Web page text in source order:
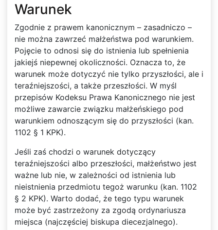
Warunek
Zgodnie z prawem kanonicznym – zasadniczo –
nie można zawrzeć małżeństwa pod warunkiem.
Pojęcie to odnosi się do istnienia lub spełnienia
jakiejś niepewnej okoliczności. Oznacza to, że
warunek może dotyczyć nie tylko przyszłości, ale i
teraźniejszości, a także przeszłości. W myśl
przepisów Kodeksu Prawa Kanonicznego nie jest
możliwe zawarcie związku małżeńskiego pod
warunkiem odnoszącym się do przyszłości (kan.
1102 § 1 KPK).
Jeśli zaś chodzi o warunek dotyczący
teraźniejszości albo przeszłości, małżeństwo jest
ważne lub nie, w zależności od istnienia lub
nieistnienia przedmiotu tegoż warunku (kan. 1102
§ 2 KPK). Warto dodać, że tego typu warunek
może być zastrzeżony za zgodą ordynariusza
miejsca (najczęściej biskupa diecezjalnego).